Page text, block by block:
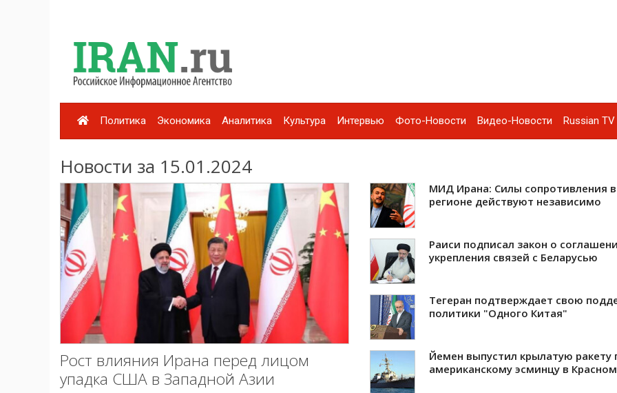
Политика Экономика Аналитика Культура Интервью Фото-Новости Видео-Новости Russian
Новости за 15.01.2024
Рост влияния Ирана перед лицом
упадка США в Западной Азии
МИД Ирана: Силы сопротивления в
регионе действуют независимо
Раиси подписал закон о
укрепления связей с Беларусью
Тегеран подтверждает свою
политики "Одного Китая"
Йемен выпустил крылатую ракету
американскому эсминцу в